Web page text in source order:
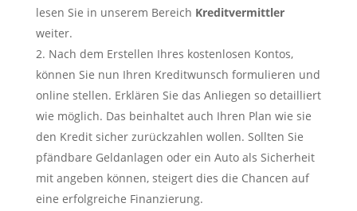
lesen Sie in unserem Bereich Kreditvermittler
weiter.
Nach dem Erstellen Ihres kostenlosen Kontos,
können Sie nun Ihren Kreditwunsch formulieren und
online stellen. Erklären Sie das Anliegen so detailliert
wie möglich. Das beinhaltet auch Ihren Plan wie sie
den Kredit sicher zurückzahlen wollen. Sollten Sie
pfändbare Geldanlagen oder ein Auto als Sicherheit
mit angeben können, steigert dies die Chancen auf
eine erfolgreiche Finanzierung.